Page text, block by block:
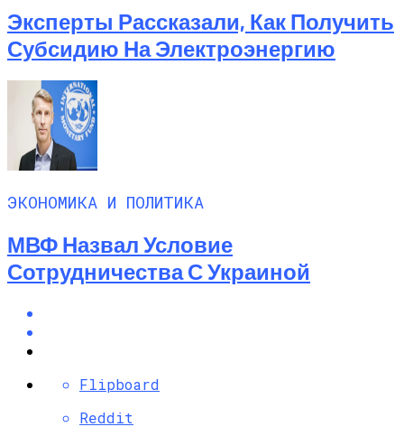
Эксперты Рассказали, Как Получить
Субсидию На Электроэнергию
ЭКОНОМИКА И ПОЛИТИКА
МВФ Назвал Условие
Сотрудничества С Украиной
Flipboard
Reddit